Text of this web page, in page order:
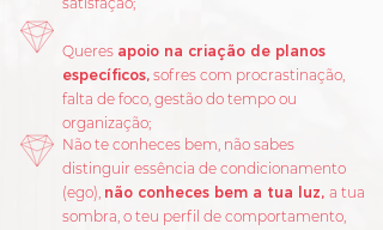
Não te conheces bem, não sabes
distinguir essência de condicionamento
(ego), não conheces bem a tua luz, a tua
sombra, o teu perfil de comportamento,
Queres apoio na criação de planos
específicos, sofres com procrastinação,
falta de foco, gestão do tempo ou
organização;